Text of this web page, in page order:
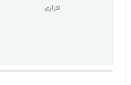
افزاری